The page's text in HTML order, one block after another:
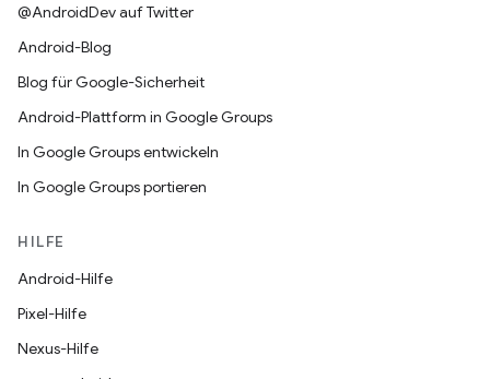
@AndroidDev auf Twitter
Android-Blog
Blog für Google-Sicherheit
Android-Plattform in Google Groups
In Google Groups entwickeln
In Google Groups portieren
HILFE
Android-Hilfe
Pixel-Hilfe
Nexus-Hilfe